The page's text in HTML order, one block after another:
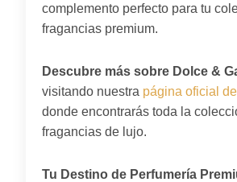
complemento perfecto para tu
fragancias premium.
Descubre más sobre Dolce &
visitando nuestra página oficial
donde encontrarás toda la
fragancias de lujo.
Tu Destino de Perfumería